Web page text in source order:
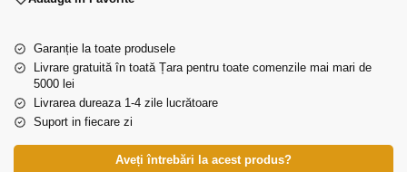
Garanție la toate produsele
Livrare gratuită în toată Țara pentru toate comenzile mai mari de
5000 lei
Livrarea dureaza 1-4 zile lucrătoare
Suport in fiecare zi
Aveți întrebări la acest produs?